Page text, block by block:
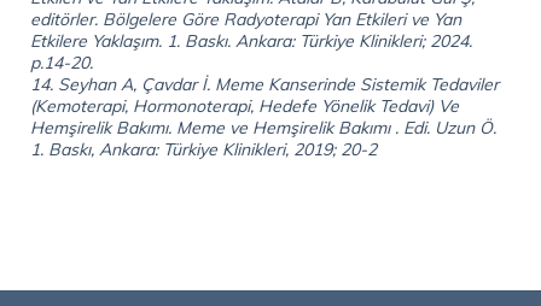
editörler. Bölgelere Göre Radyoterapi Yan Etkileri ve Yan
Etkilere Yaklaşım. 1. Baskı. Ankara: Türkiye Klinikleri; 2024.
p.14-20.
14. Seyhan A, Çavdar İ. Meme Kanserinde Sistemik Tedaviler
(Kemoterapi, Hormonoterapi, Hedefe Yönelik Tedavi) Ve
Hemşirelik Bakımı. Meme ve Hemşirelik Bakımı . Edi. Uzun Ö.
1. Baskı, Ankara: Türkiye Klinikleri, 2019; 20-2